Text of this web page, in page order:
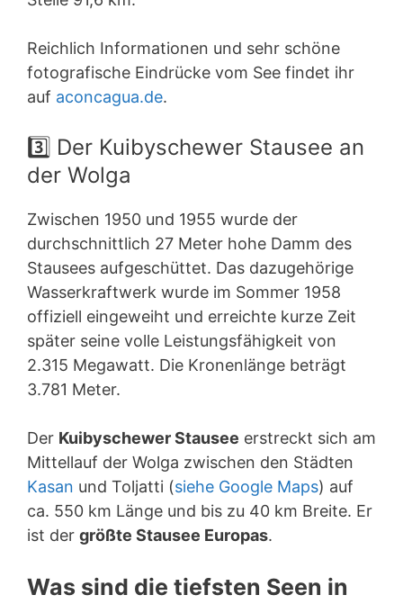
Reichlich Informationen und sehr schöne
fotografische Eindrücke vom See findet ihr
auf aconcagua.de.
3️⃣ Der Kuibyschewer Stausee an
der Wolga
Zwischen 1950 und 1955 wurde der
durchschnittlich 27 Meter hohe Damm des
Stausees aufgeschüttet. Das dazugehörige
Wasserkraftwerk wurde im Sommer 1958
offiziell eingeweiht und erreichte kurze Zeit
später seine volle Leistungsfähigkeit von
2.315 Megawatt. Die Kronenlänge beträgt
3.781 Meter.
Der Kuibyschewer Stausee erstreckt sich am
Mittellauf der Wolga zwischen den Städten
Kasan und Toljatti (siehe Google Maps) auf
ca. 550 km Länge und bis zu 40 km Breite. Er
ist der größte Stausee Europas.
Was sind die tiefsten Seen in